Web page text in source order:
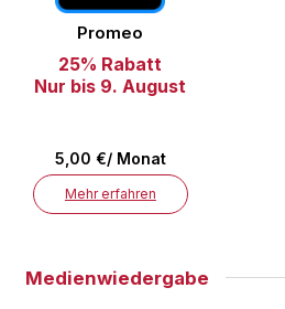
Promeo
25% Rabatt
Nur bis 9. August
5,00 €/ Monat
Mehr erfahren
Medienwiedergabe